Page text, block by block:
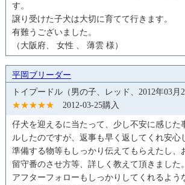
す。
譲り受けた子犬は大切に育てて行きます。
有難うございました。
（大阪府、 女性 、 薄雲 様）
平岡ブリーダー
トイプードル（男の子、レッド、2012年03月
★★★★★ 2012-03-25購入
仔犬を迎えるに当たって、少し不安に感じた
ルしたのですが、返事も早く返してくれ安心
準備する物等もしっかり伝えてもらえたし、
留守番のさせ方等、詳しく教えて頂きました。
アフターフォローもしっかりしてくれるよう